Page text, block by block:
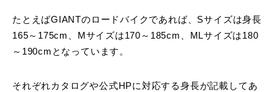
たとえばGIANTのロードバイクであれば、Sサイズは身長
165～175cm、Mサイズは170～185cm、MLサイズは180
～190cmとなっています。
それぞれカタログや公式HPに対応する身長が記載してあ